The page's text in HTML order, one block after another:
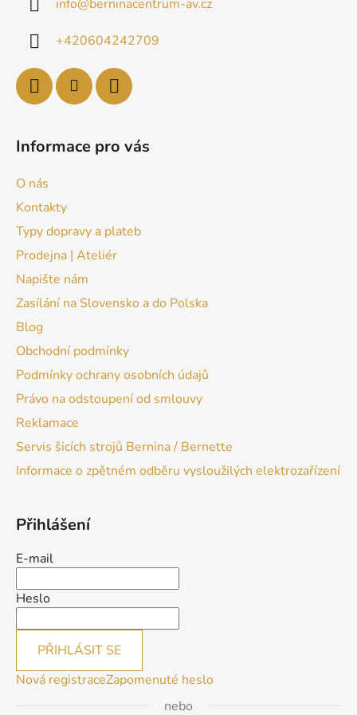
info@berninacentrum-av.cz
+420604242709
Informace pro vás
O nás
Kontakty
Typy dopravy a plateb
Prodejna | Ateliér
Napište nám
Zasílání na Slovensko a do Polska
Blog
Obchodní podmínky
Podmínky ochrany osobních údajů
Právo na odstoupení od smlouvy
Reklamace
Servis šicích strojů Bernina / Bernette
Informace o zpětném odběru vysloužilých elektrozařízení
Přihlášení
E-mail
Heslo
PŘIHLÁSIT SE
Nová registraceZapomenuté heslo
nebo